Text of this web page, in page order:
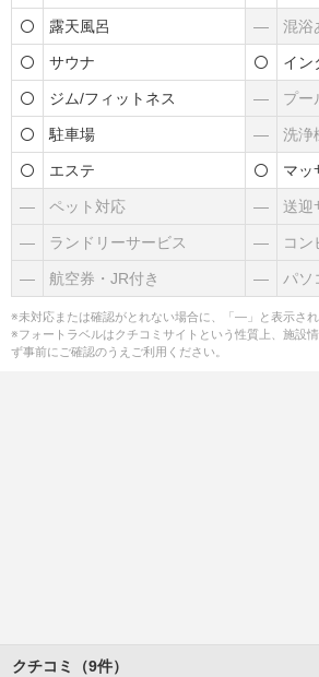
露天風呂 ― 混浴
サウナ イン
ジム/フィットネス ― プー
駐車場 ― 洗浄
エステ マッ
― ペット対応 ― 送迎
― ランドリーサービス ― コン
― 航空券・JR付き ― パソ
※未対応または確認がとれない場合に、「―」と表示され
※フォートラベルはクチコミサイトという性質上、施設
ず事前にご確認のうえご利用ください。
クチコミ（9件）